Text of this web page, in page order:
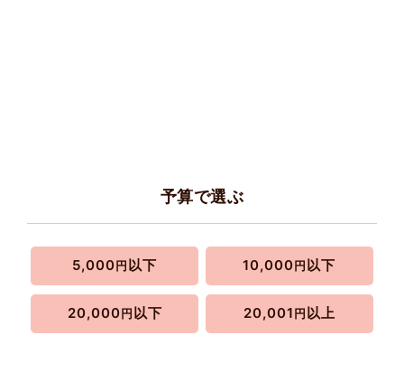
予算で選ぶ
5,000 円 以下 10,000 円 以下
20,000 円 以下 20,001 円 以上